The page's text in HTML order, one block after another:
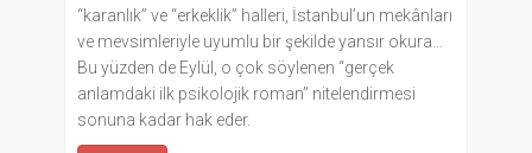
“karanlık” ve “erkeklik” halleri, İstanbul’un mekânları
ve mevsimleriyle uyumlu bir şekilde yansır okura…
Bu yüzden de Eylül, o çok söylenen “gerçek
anlamdaki ilk psikolojik roman” nitelendirmesi
sonuna kadar hak eder.